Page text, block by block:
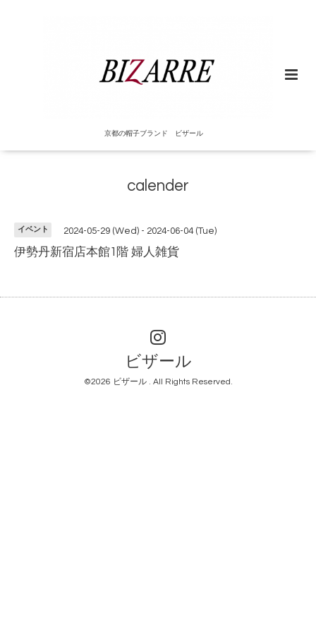
京都の帽子ブランド ビザール
calender
イベント 2024-05-29 (Wed) - 2024-06-04 (Tue)
伊勢丹新宿店本館1階 婦人雑貨
ビザール
©2026 ビザール . All Rights Reserved.